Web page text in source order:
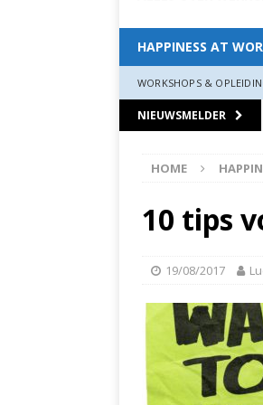
HAPPINESS AT
WORKSHOPS &
NIEUWSMELDER
HOME
10 tips
19/08/2017